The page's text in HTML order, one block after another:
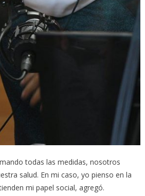
todas las medidas, nosotros
salud. En mi caso, yo pienso en la
mi papel social, agregó.